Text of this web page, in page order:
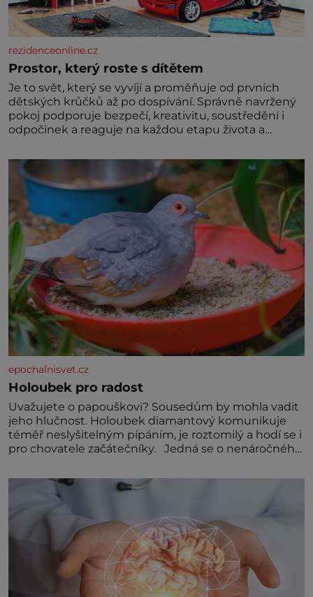
rezidenceonline.cz
Prostor, který roste s dítětem
Je to svět, který se vyvíjí a proměňuje od prvních
dětských krůčků až po dospívání. Správně navržený
pokoj podporuje bezpečí, kreativitu, soustředění i
odpočinek a reaguje na každou etapu života a
jednoduchost, měkkost a bezpečí, proto by pokoj
miminka měl působit především klidně a útulně.
Předškolní věk je
epochalnisvet.cz
Holoubek pro radost
Uvažujete o papouškovi? Sousedům by mohla vadit
jeho hlučnost. Holoubek diamantový komunikuje
téměř neslyšitelným pípáním, je roztomilý a hodí se i
pro chovatele začátečníky. Jedná se o nenáročného
Hodně času tráví na zemi, kde sbírá zbytky semínek
Jeho domovinou je prakticky celá Austrálie s
výjimkou pobřežní oblasti.